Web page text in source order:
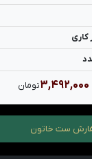
۳,۴۹۲,۰۰۰تومان
ست خاتون